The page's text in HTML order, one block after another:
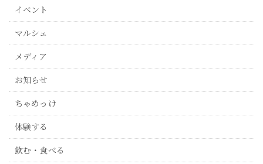
イベント
マルシェ
メディア
お知らせ
ちゃめっけ
体験する
飲む・食べる